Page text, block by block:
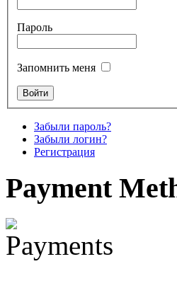
designed
€790.00
€711.00
Вы экономите: €79.00
Пароль
Запомнить меня
Забыли пароль?
Забыли логин?
Регистрация
Payment